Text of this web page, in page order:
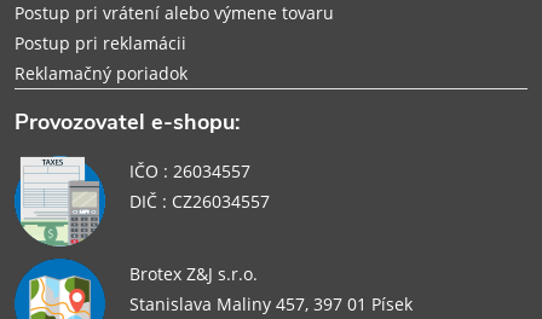
Postup pri vrátení alebo výmene tovaru
Postup pri reklamácii
Reklamačný poriadok
Provozovatel e-shopu:
IČO : 26034557
DIČ : CZ26034557
Brotex Z&J s.r.o.
Stanislava Maliny 457, 397 01 Písek